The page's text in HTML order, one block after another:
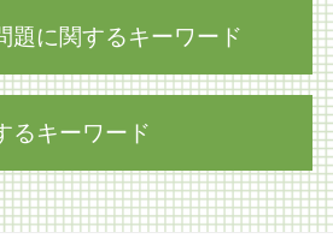
談
題に関するキーワード
るキーワード
弁護士